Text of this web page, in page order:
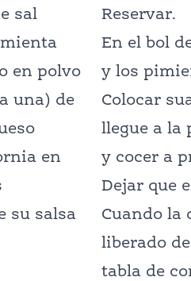
sal
en polvo
una) de
en
su salsa
Reservar.
En el bol
y los
Colocar
llegue a la
y cocer a
Dejar que
Cuando la
liberado
tabla de